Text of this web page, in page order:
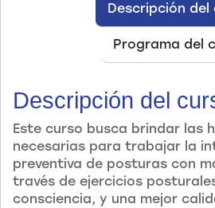
Descripción del
Programa del
Descripción del
Este curso busca brindar las
necesarias para trabajar la
preventiva de posturas con
través de ejercicios
consciencia, y una mejor